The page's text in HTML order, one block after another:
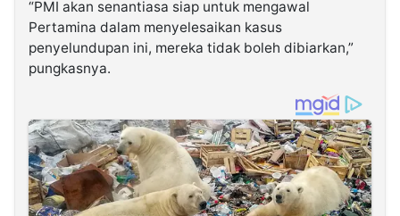
“PMI akan senantiasa siap untuk mengawal
Pertamina dalam menyelesaikan kasus
penyelundupan ini, mereka tidak boleh dibiarkan,”
pungkasnya.